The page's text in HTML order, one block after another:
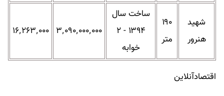
شهید
هنرور
۱۹۰
متر
ساخت سال
۱۳۹۴ - ۲
خوابه
۳٬۰۹۰٬۰۰۰٬۰۰۰ ۱۶٬۲۶۳٬۰۰۰
اقتصادآنلاین